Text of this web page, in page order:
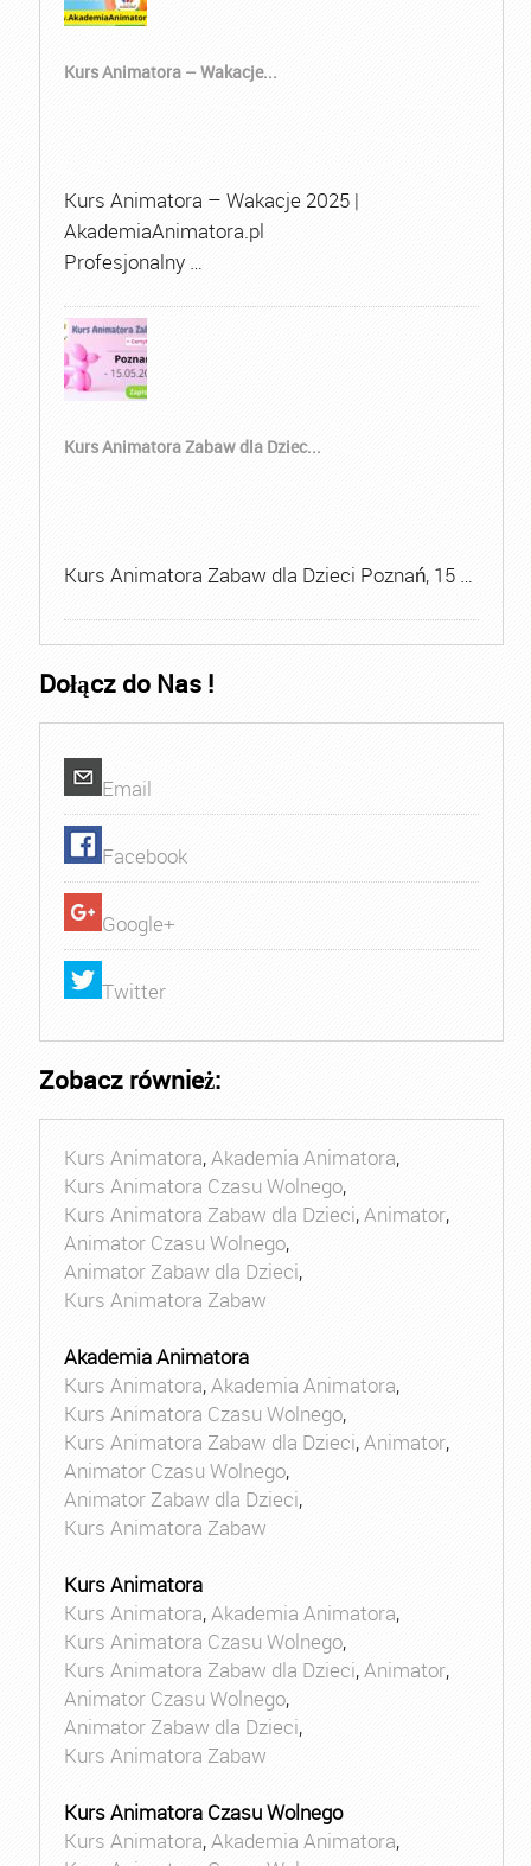
Kurs Animatora – Wakacje...
Kurs Animatora – Wakacje 2025 |
AkademiaAnimatora.pl
Profesjonalny …
Kurs Animatora Zabaw dla Dziec...
Kurs Animatora Zabaw dla Dzieci Poznań, 15 …
Dołącz do Nas !
Email
Facebook
Google+
Twitter
Zobacz również:
Kurs Animatora,Akademia Animatora,
Kurs Animatora Czasu Wolnego,
Kurs Animatora Zabaw dla Dzieci,Animator,
Animator Czasu Wolnego,
Animator Zabaw dla Dzieci,
Kurs Animatora Zabaw
Akademia Animatora
Kurs Animatora,Akademia Animatora,
Kurs Animatora Czasu Wolnego,
Kurs Animatora Zabaw dla Dzieci,Animator,
Animator Czasu Wolnego,
Animator Zabaw dla Dzieci,
Kurs Animatora Zabaw
Kurs Animatora
Kurs Animatora,Akademia Animatora,
Kurs Animatora Czasu Wolnego,
Kurs Animatora Zabaw dla Dzieci,Animator,
Animator Czasu Wolnego,
Animator Zabaw dla Dzieci,
Kurs Animatora Zabaw
Kurs Animatora Czasu Wolnego
Kurs Animatora,Akademia Animatora,